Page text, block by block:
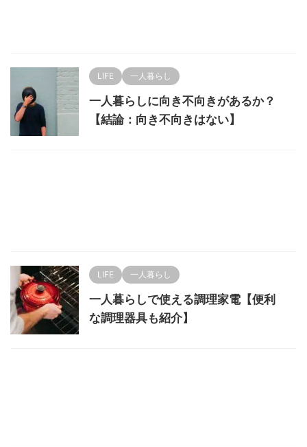
LIFE 一人暮らし
一人暮らしに向き不向きがあるか？
【結論：向き不向きはない】
LIFE 一人暮らし
一人暮らしで使える調理家電【便利
な調理器具も紹介】